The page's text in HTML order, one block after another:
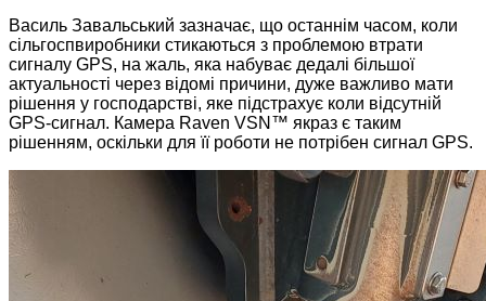
Василь Завальський зазначає, що останнім часом, коли
сільгоспвиробники стикаються з проблемою втрати
сигналу GPS, на жаль, яка набуває дедалі більшої
актуальності через відомі причини, дуже важливо мати
рішення у господарстві, яке підстрахує коли відсутній
GPS-сигнал. Камера Raven VSN™ якраз є таким
рішенням, оскільки для її роботи не потрібен сигнал GPS.